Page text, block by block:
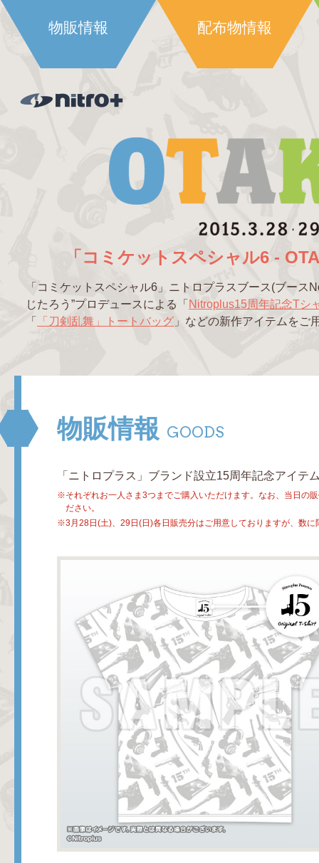
物販情報 配布物情報
「コミケットスペシャル6 -
「コミケットスペシャル6」ニトロプラスブース(ブー
じたろう”プロデュースによる「 Nitroplus15周年記念Tシ
「
「刀剣乱舞」トートバッグ 」などの新作アイテムをご
物販情報 GOODS
「ニトロプラス」ブランド設立15周年記念アイ
それぞれお一人さま3つまでご購入いただけます。なお、当日の
ださい。
3月28日(土)、29日(日)各日販売分はご用意しておりますが、数